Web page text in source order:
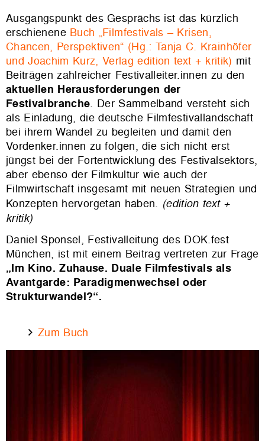
Ausgangspunkt des Gesprächs ist das kürzlich
erschienene Buch „Filmfestivals – Krisen,
Chancen, Perspektiven“ (Hg.: Tanja C. Krainhöfer
und Joachim Kurz, Verlag edition text + kritik) mit
Beiträgen zahlreicher Festivalleiter.innen zu den
aktuellen Herausforderungen der
Festivalbranche. Der Sammelband versteht sich
als Einladung, die deutsche Filmfestivallandschaft
bei ihrem Wandel zu begleiten und damit den
Vordenker.innen zu folgen, die sich nicht erst
jüngst bei der Fortentwicklung des Festivalsektors,
aber ebenso der Filmkultur wie auch der
Filmwirtschaft insgesamt mit neuen Strategien und
Konzepten hervorgetan haben. (edition text +
kritik)
Daniel Sponsel, Festivalleitung des DOK.fest
München, ist mit einem Beitrag vertreten zur Frage
„Im Kino. Zuhause. Duale Filmfestivals als
Avantgarde: Paradigmenwechsel oder
Strukturwandel?“.
Zum Buch